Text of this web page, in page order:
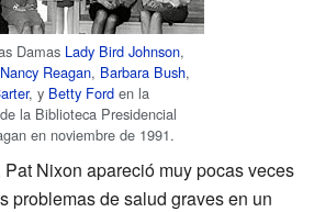
Damas Lady Bird Johnson,
Nancy Reagan, Barbara Bush,
, y Betty Ford en la
la Biblioteca Presidencial
en noviembre de 1991.
Nixon apareció muy pocas veces
problemas de salud graves en un